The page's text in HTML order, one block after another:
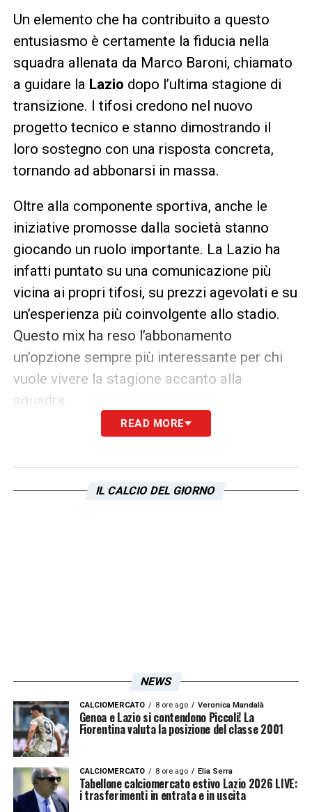
Un elemento che ha contribuito a questo
entusiasmo è certamente la fiducia nella
squadra allenata da Marco Baroni, chiamato
a guidare la Lazio dopo l’ultima stagione di
transizione. I tifosi credono nel nuovo
progetto tecnico e stanno dimostrando il
loro sostegno con una risposta concreta,
tornando ad abbonarsi in massa.
Oltre alla componente sportiva, anche le
iniziative promosse dalla società stanno
giocando un ruolo importante. La Lazio ha
infatti puntato su una comunicazione più
vicina ai propri tifosi, su prezzi agevolati e su
un’esperienza più coinvolgente allo stadio.
Questo mix ha reso l’abbonamento
un’opzione sempre più interessante per chi
vuole vivere la stagione accanto alla
squadra.
Superare quota 27.500 rappresenta un
partecipato allo stadio, capace di spingere la
palpabile. Con oltre 27.500 abbonati già
sicuri del loro posto sugli spalti, il popolo
biancoceleste è pronto a far sentire la
propria voce, settimana dopo settimana,
sostenendo una squadra che vuole tornare
protagonista.
READ MORE
IL CALCIO DEL GIORNO
NEWS
CALCIOMERCATO 8 ore ago Veronica Mandalà
Genoa e Lazio si contendono Piccoli! La
Fiorentina valuta la posizione del classe 2001
CALCIOMERCATO 8 ore ago Elia Serra
Tabellone calciomercato estivo Lazio 2026 LIVE:
i trasferimenti in entrata e in uscita